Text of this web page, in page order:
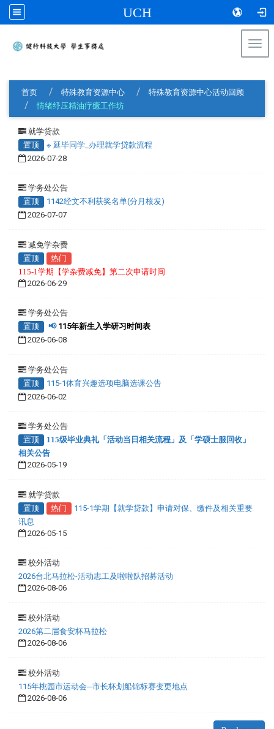
UCH
首页
特殊教育资源中心
特殊教育资源中心活动回顾
情绪纾压精油疗癒工作坊
就学贷款
置顶
※ 延毕同学_办理就学贷款流程
2026-07-28
学务处公告
置顶
1142经文不利获奖名单(分月核发)
2026-07-07
减免学杂费
置顶
热门
115-1学期【学杂费减免】第二次申请时间
2026-06-29
学务处公告
置顶
📢115年新生入学研习时间表
2026-06-08
学务处公告
置顶
115-1体育兴趣选项电脑选课公告
2026-06-02
学务处公告
置顶
115级毕业典礼「活动当日相关流程」及「学硕士服回收」
相关公告
2026-05-19
就学贷款
置顶
热门
115-1学期【就学贷款】申请对保、缴件及相关重要
讯息
2026-05-15
校外活动
2026台北马拉松-活动志工及啦啦队招募活动
2026-08-06
校外活动
2026第二届食安杯马拉松
2026-08-06
校外活动
115年桃园市运动会─市长杯划船锦标赛变更地点
2026-08-06